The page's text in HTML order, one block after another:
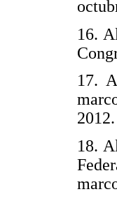
16.
17.
2012.
18.